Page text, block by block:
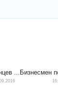
...Бизнесмен